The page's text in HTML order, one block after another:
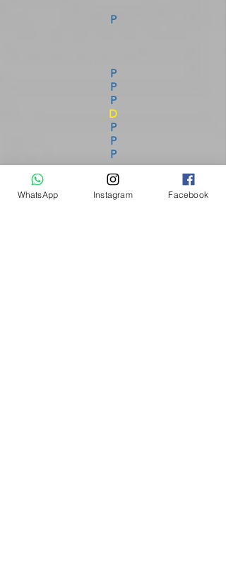
P
P
P
P
D
P
P
P
A
P
WhatsApp Instagram Facebook